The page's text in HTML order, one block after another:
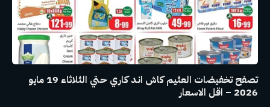
تصفح تخفيضات العثيم كاش اند كاري حتي الثلاثاء 19 مايو
2026 – اقل الاسعار